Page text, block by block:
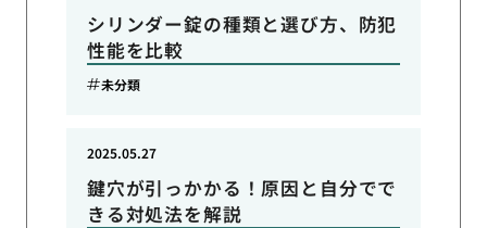
シリンダー錠の種類と選び方、防犯
性能を比較
未分類
鍵穴が引っかかる！原因と自分でで
きる対処法を解説
2025.05.27